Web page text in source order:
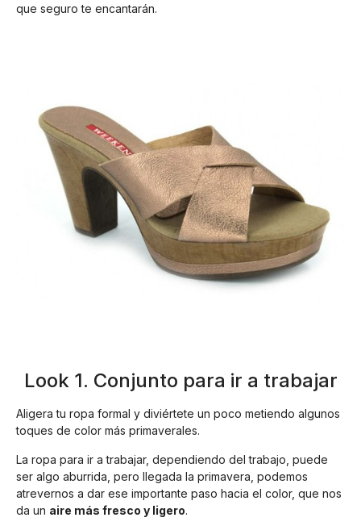
que seguro te encantarán.
Look 1. Conjunto para ir a trabajar
Aligera tu ropa formal y diviértete un poco metiendo algunos
toques de color más primaverales.
La ropa para ir a trabajar, dependiendo del trabajo, puede
ser algo aburrida, pero llegada la primavera, podemos
atrevernos a dar ese importante paso hacia el color, que nos
da un aire más fresco y ligero.